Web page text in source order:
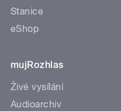
Stanice
eShop
mujRozhlas
Živé vysílání
Audioarchiv